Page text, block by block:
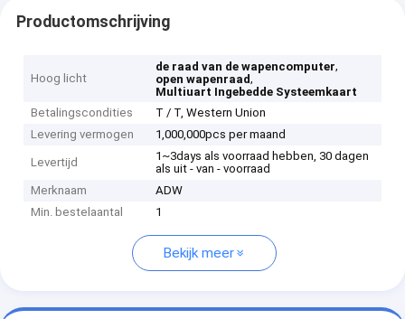
Productomschrijving
Hoog licht
de raad van de wapencomputer,
open wapenraad,
Multiuart Ingebedde Systeemkaart
Betalingscondities
T / T, Western Union
Levering vermogen
1,000,000pcs per maand
Levertijd
1~3days als voorraad hebben, 30 dagen
als uit - van - voorraad
Merknaam
ADW
Min. bestelaantal
1
Bekijk meer